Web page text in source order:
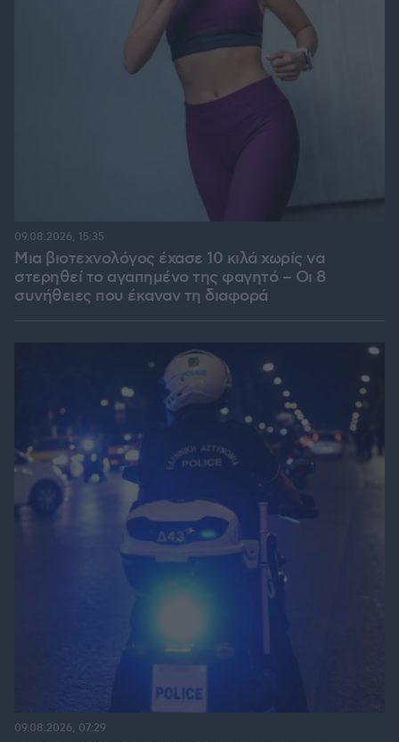
Μια βιοτεχνολόγος έχασε 10 κιλά χωρίς να
στερηθεί το αγαπημένο της φαγητό – Οι 8
συνήθειες που έκαναν τη διαφορά
09.08.2026, 15:35
09.08.2026, 07:29